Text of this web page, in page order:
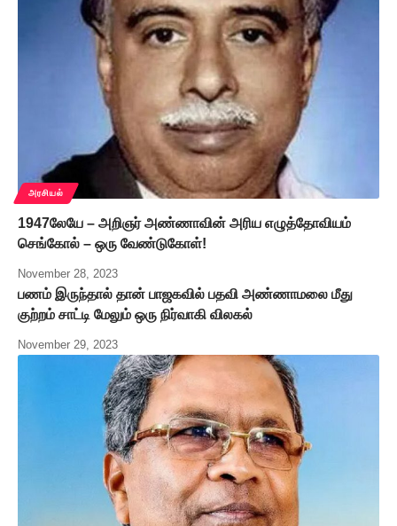
அரசியல்
1947லேயே – அறிஞர் அண்ணாவின் அரிய எழுத்தோவியம்
செங்கோல் – ஒரு வேண்டுகோள்!
November 28, 2023
பணம் இருந்தால் தான் பாஜகவில் பதவி அண்ணாமலை மீது
குற்றம் சாட்டி மேலும் ஒரு நிர்வாகி விலகல்
November 29, 2023